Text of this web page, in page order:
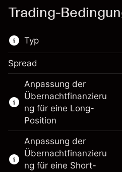
Trading-
Typ
Dieses
über CFDs und Knock-
Erfahren Sie mehr über:
CFDs
Knock-outs
Spread
Anpassung der
Übernachtfinanzieru
ng für eine Long-
Position
Anpassung der
Übernachtfinanzieru
ng für eine Short-